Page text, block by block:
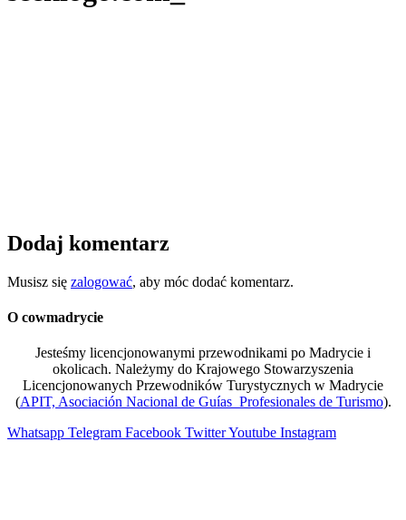
Dodaj komentarz
Musisz się zalogować, aby móc dodać komentarz.
O cowmadrycie
Jesteśmy licencjonowanymi przewodnikami po Madrycie i
okolicach. Należymy do Krajowego Stowarzyszenia
Licencjonowanych Przewodników Turystycznych w Madrycie
(APIT, Asociación Nacional de Guías Profesionales de Turismo).
Whatsapp Telegram Facebook TwitterYoutube Instagram